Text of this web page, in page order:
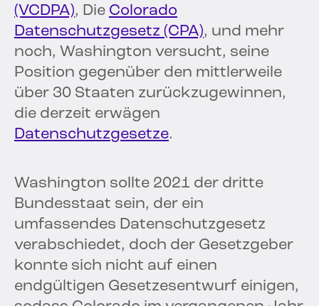
(VCDPA), Die Colorado
Datenschutzgesetz (CPA), und mehr
noch, Washington versucht, seine
Position gegenüber den mittlerweile
über 30 Staaten zurückzugewinnen,
die derzeit erwägen
Datenschutzgesetze.
Washington sollte 2021 der dritte
Bundesstaat sein, der ein
umfassendes Datenschutzgesetz
verabschiedet, doch der Gesetzgeber
konnte sich nicht auf einen
endgültigen Gesetzesentwurf einigen,